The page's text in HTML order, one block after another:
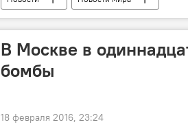
В Москве в
бомбы
18 февраля 2016, 23:24